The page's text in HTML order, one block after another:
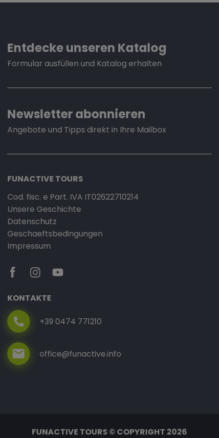
Entdecke unseren Katalog
Formular ausfüllen und Katalog erhalten
Newsletter abonnieren
Angebote und Tipps direkt in Ihre Mailbox
FUNACTIVE TOURS
Cod. fisc. e Part. IVA IT02622710214
Unsere Geschichte
Datenschutz
Geschaeftsbedingungen
Impressum
KONTAKTE
+39 0474 771210
office@funactive.info
FUNACTIVE TOURS © COPYRIGHT 2026